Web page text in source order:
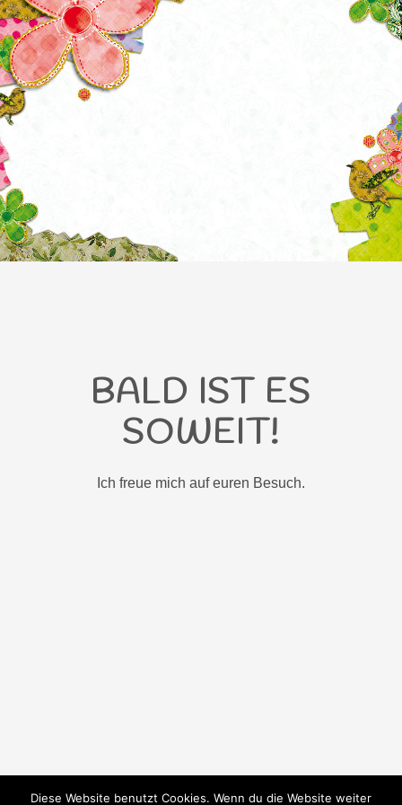
BALD IST ES
SOWEIT!
Ich freue mich auf euren Besuch.
Diese Website benutzt Cookies. Wenn du die Website weiter